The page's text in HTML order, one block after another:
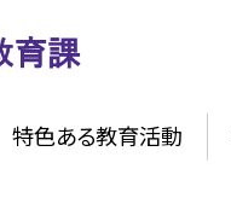
特色ある教育活動